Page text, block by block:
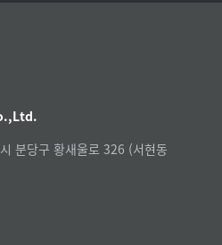
분당구 황새울로 326 (서현동